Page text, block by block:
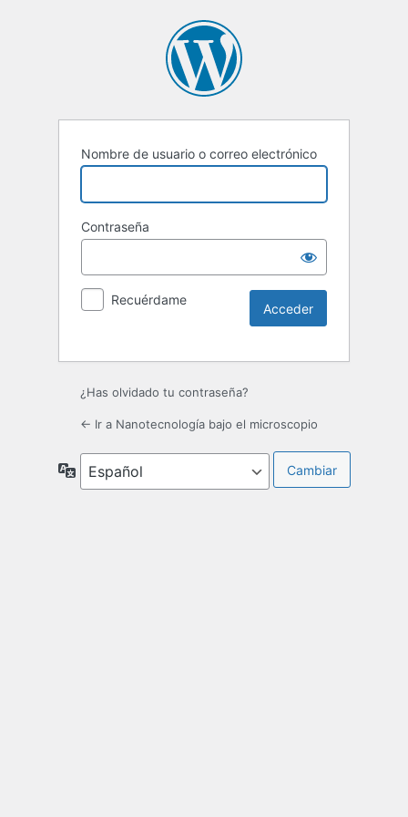
Nombre de usuario o correo electrónico
Contraseña
Recuérdame
¿Has olvidado tu contraseña?
← Ir a Nanotecnología bajo el microscopio
Idioma